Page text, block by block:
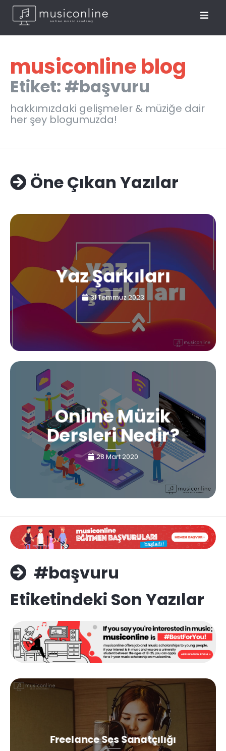
musiconline blog
Etiket: #başvuru
hakkımızdaki gelişmeler & müziğe dair
her şey blogumuzda!
Öne Çıkan Yazılar
Yaz Şarkıları
31 Temmuz 2023
Online Müzik
Dersleri Nedir?
28 Mart 2020
#başvuru
Etiketindeki Son Yazılar
Freelance Ses Sanatçılığı